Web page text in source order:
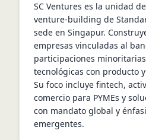
SC Ventures es la unidad
venture-building de
sede en Singapur.
empresas vinculadas al
participaciones
tecnológicas con producto
Su foco incluye fintech,
comercio para PYMEs y
con mandato global y
emergentes.